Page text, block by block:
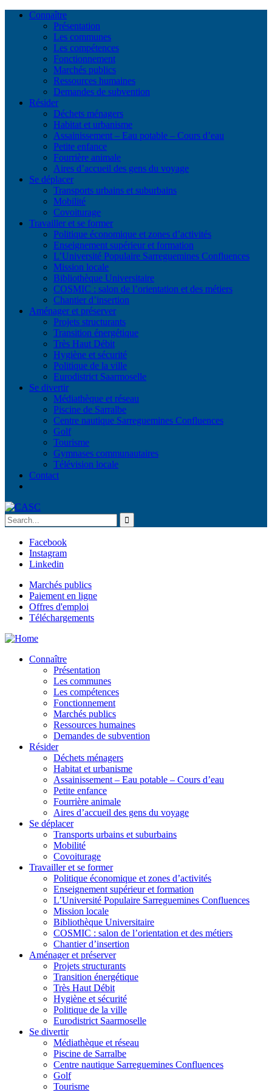
Connaître
Présentation
Les communes
Les compétences
Fonctionnement
Marchés publics
Ressources humaines
Demandes de subvention
Résider
Déchets ménagers
Habitat et urbanisme
Assainissement – Eau potable – Cours d’eau
Petite enfance
Fourrière animale
Aires d’accueil des gens du voyage
Se déplacer
Transports urbains et suburbains
Mobilité
Covoiturage
Travailler et se former
Politique économique et zones d’activités
Enseignement supérieur et formation
L’Université Populaire Sarreguemines Confluences
Mission locale
Bibliothèque Universitaire
COSMIC : salon de l’orientation et des métiers
Chantier d’insertion
Aménager et préserver
Projets structurants
Transition énergétique
Très Haut Débit
Hygiène et sécurité
Politique de la ville
Eurodistrict Saarmoselle
Se divertir
Médiathèque et réseau
Piscine de Sarralbe
Centre nautique Sarreguemines Confluences
Golf
Tourisme
Gymnases communautaires
Télévision locale
Contact
Facebook
Instagram
Linkedin
Marchés publics
Paiement en ligne
Offres d'emploi
Téléchargements
Connaître
Présentation
Les communes
Les compétences
Fonctionnement
Marchés publics
Ressources humaines
Demandes de subvention
Résider
Déchets ménagers
Habitat et urbanisme
Assainissement – Eau potable – Cours d’eau
Petite enfance
Fourrière animale
Aires d’accueil des gens du voyage
Se déplacer
Transports urbains et suburbains
Mobilité
Covoiturage
Travailler et se former
Politique économique et zones d’activités
Enseignement supérieur et formation
L’Université Populaire Sarreguemines Confluences
Mission locale
Bibliothèque Universitaire
COSMIC : salon de l’orientation et des métiers
Chantier d’insertion
Aménager et préserver
Projets structurants
Transition énergétique
Très Haut Débit
Hygiène et sécurité
Politique de la ville
Eurodistrict Saarmoselle
Se divertir
Médiathèque et réseau
Piscine de Sarralbe
Centre nautique Sarreguemines Confluences
Golf
Tourisme